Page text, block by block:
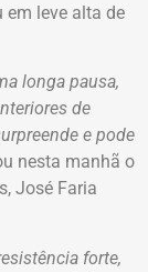
em leve alta de
longa pausa,
de
e pode
nesta manhã o
José Faria
forte,